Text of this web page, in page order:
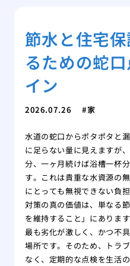
節水と住宅
るための蛇
イン
2026.07.26 家
水道の蛇口からポタポタと
に足らない量に見えますが
分、一ヶ月続けば浴槽一杯
す。これは貴重な水資源の
にとっても無視できない負
対策の真の価値は、単なる
を維持すること」にありま
最も劣化が激しく、かつ不
場所です。そのため、トラ
なく、定期的な点検を生活